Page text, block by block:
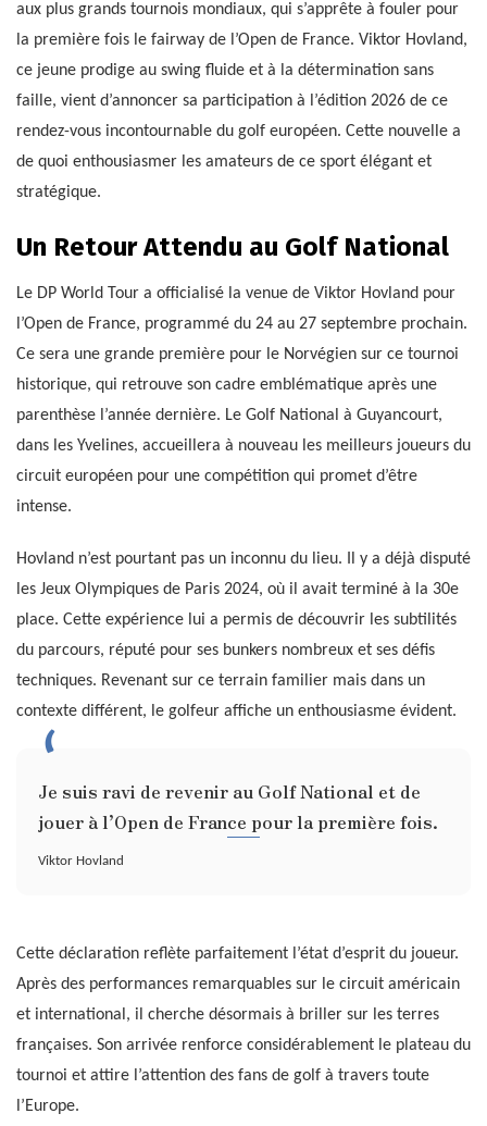
aux plus grands tournois mondiaux, qui s’apprête à fouler pour
la première fois le fairway de l’Open de France. Viktor Hovland,
ce jeune prodige au swing fluide et à la détermination sans
faille, vient d’annoncer sa participation à l’édition 2026 de ce
rendez-vous incontournable du golf européen. Cette nouvelle a
de quoi enthousiasmer les amateurs de ce sport élégant et
stratégique.
Un Retour Attendu au Golf National
Le DP World Tour a officialisé la venue de Viktor Hovland pour
l’Open de France, programmé du 24 au 27 septembre prochain.
Ce sera une grande première pour le Norvégien sur ce tournoi
historique, qui retrouve son cadre emblématique après une
parenthèse l’année dernière. Le Golf National à Guyancourt,
dans les Yvelines, accueillera à nouveau les meilleurs joueurs du
circuit européen pour une compétition qui promet d’être
intense.
Hovland n’est pourtant pas un inconnu du lieu. Il y a déjà disputé
les Jeux Olympiques de Paris 2024, où il avait terminé à la 30e
place. Cette expérience lui a permis de découvrir les subtilités
du parcours, réputé pour ses bunkers nombreux et ses défis
techniques. Revenant sur ce terrain familier mais dans un
contexte différent, le golfeur affiche un enthousiasme évident.
Je suis ravi de revenir au Golf National et de
jouer à l’Open de France pour la première fois.
Viktor Hovland
Cette déclaration reflète parfaitement l’état d’esprit du joueur.
Après des performances remarquables sur le circuit américain
et international, il cherche désormais à briller sur les terres
françaises. Son arrivée renforce considérablement le plateau du
tournoi et attire l’attention des fans de golf à travers toute
l’Europe.